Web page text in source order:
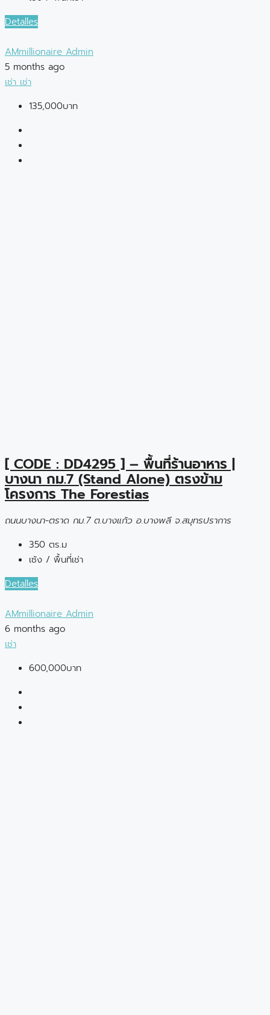
Detalles
AMmillionaire Admin
5 months ago
เช่า เช่า
135,000บาท
[ CODE : DD4295 ] – พื้นที่ร้านอาหาร |
บางนา กม.7 (Stand Alone) ตรงข้าม
โครงการ The Forestias
ถนนบางนา-ตราด กม.7 ต.บางแก้ว อ.บางพลี จ.สมุทรปราการ
350 ตร.ม
เซ้ง / พื้นที่เช่า
Detalles
AMmillionaire Admin
6 months ago
เช่า
600,000บาท